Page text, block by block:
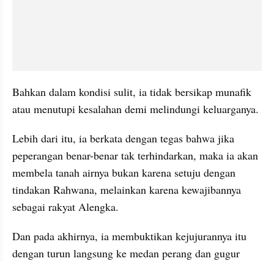
Bahkan dalam kondisi sulit, ia tidak bersikap munafik
atau menutupi kesalahan demi melindungi keluarganya.
Lebih dari itu, ia berkata dengan tegas bahwa jika
peperangan benar-benar tak terhindarkan, maka ia akan
membela tanah airnya bukan karena setuju dengan
tindakan Rahwana, melainkan karena kewajibannya
sebagai rakyat Alengka.
Dan pada akhirnya, ia membuktikan kejujurannya itu
dengan turun langsung ke medan perang dan gugur